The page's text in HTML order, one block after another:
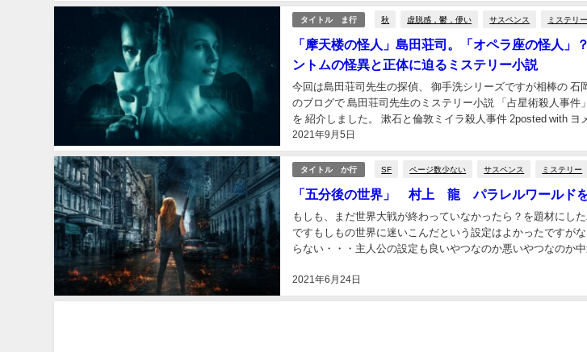
タイトル ま行 秋 虚脱感，鬱，儚い サスペンス ミステリー
「摩天楼の怪人」島田荘司。「オペラ座の怪人」
ントムの怪異と正体に迫るミステリー小説
2021年9月5日
今回は島田荘司先生の探偵、 御手洗シリーズですが相棒の 石岡君
のブログで 島田荘司先生のミステリー小説 「占星術殺人事件
を 紹介しました。 漱石と倫敦ミイラ殺人事件 2posted with ヨ
2020年08月20日 ...
タイトル か行 SF ページ数少ない サスペンス ミステリー
「五分後の世界」 村上 龍 パラレルワールドを
2021年6月24日
もしも、まだ世界大戦が終わっていなかったら？を題材にし
ですもしもの世界に迷いこんだという設定はよかったですが
らない・・・主人公の設定も良いやつなのか悪いやつなのか